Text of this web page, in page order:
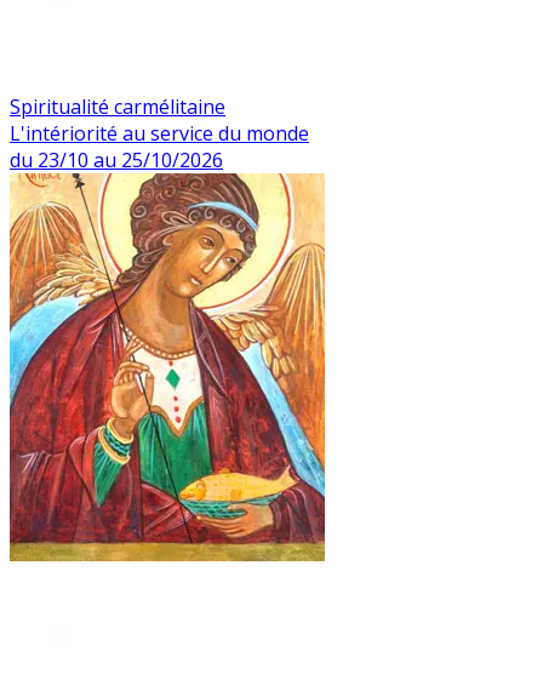
Spiritualité carmélitaine
L'intériorité au service du monde
du 23/10 au 25/10/2026